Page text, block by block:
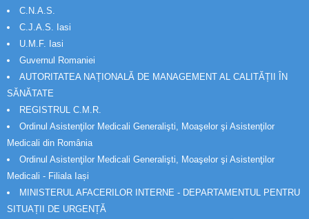
C.N.A.S.
C.J.A.S. Iasi
U.M.F. Iasi
Guvernul Romaniei
AUTORITATEA NAȚIONALĂ DE MANAGEMENT AL CALITĂȚII ÎN
SĂNĂTATE
REGISTRUL C.M.R.
Ordinul Asistenţilor Medicali Generalişti, Moaşelor şi Asistenţilor
Medicali din România
Ordinul Asistenţilor Medicali Generalişti, Moaşelor şi Asistenţilor
Medicali - Filiala Iași
MINISTERUL AFACERILOR INTERNE - DEPARTAMENTUL PENTRU
SITUAȚII DE URGENȚĂ